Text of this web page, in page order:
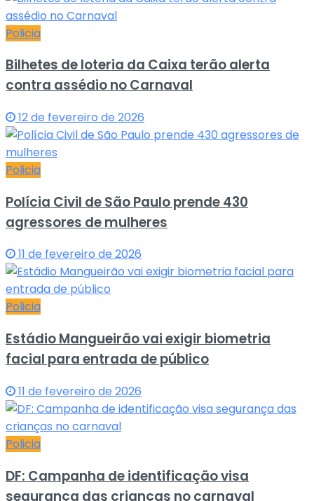
Policia
Bilhetes de loteria da Caixa terão alerta
contra assédio no Carnaval
12 de fevereiro de 2026
Policia
Polícia Civil de São Paulo prende 430
agressores de mulheres
11 de fevereiro de 2026
Policia
Estádio Mangueirão vai exigir biometria
facial para entrada de público
11 de fevereiro de 2026
Policia
DF: Campanha de identificação visa
segurança das crianças no carnaval